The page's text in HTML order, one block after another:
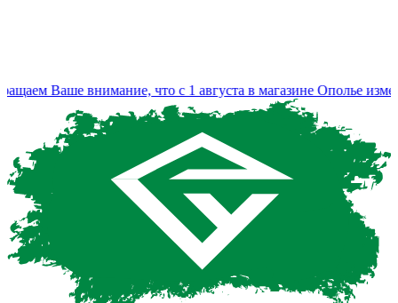
Ваше внимание, что с 1 августа в магазине Ополье